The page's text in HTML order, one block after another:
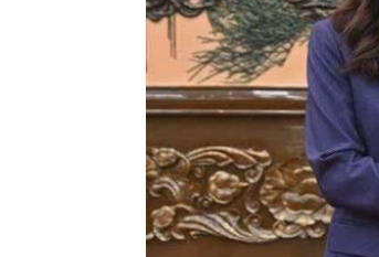
台灣富婆也曾花重金 和
重電股／東元簽下這合約
台灣彩券開獎直播中 20:31
LIVE三立+24小時直播
三立iNEWS新聞台線上直播